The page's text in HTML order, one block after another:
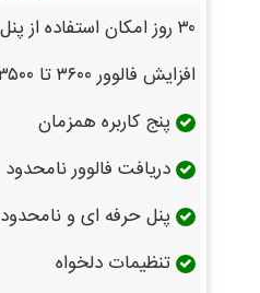
۳۰ روز امکان استفاده از پنل
افزایش فالوور ۳۶۰۰ تا ۱۳۵۰۰ برای هر اکانت
پنج کاربره همزمان
دریافت فالوور نامحدود
پنل حرفه ای و نامحدود
تنظیمات دلخواه